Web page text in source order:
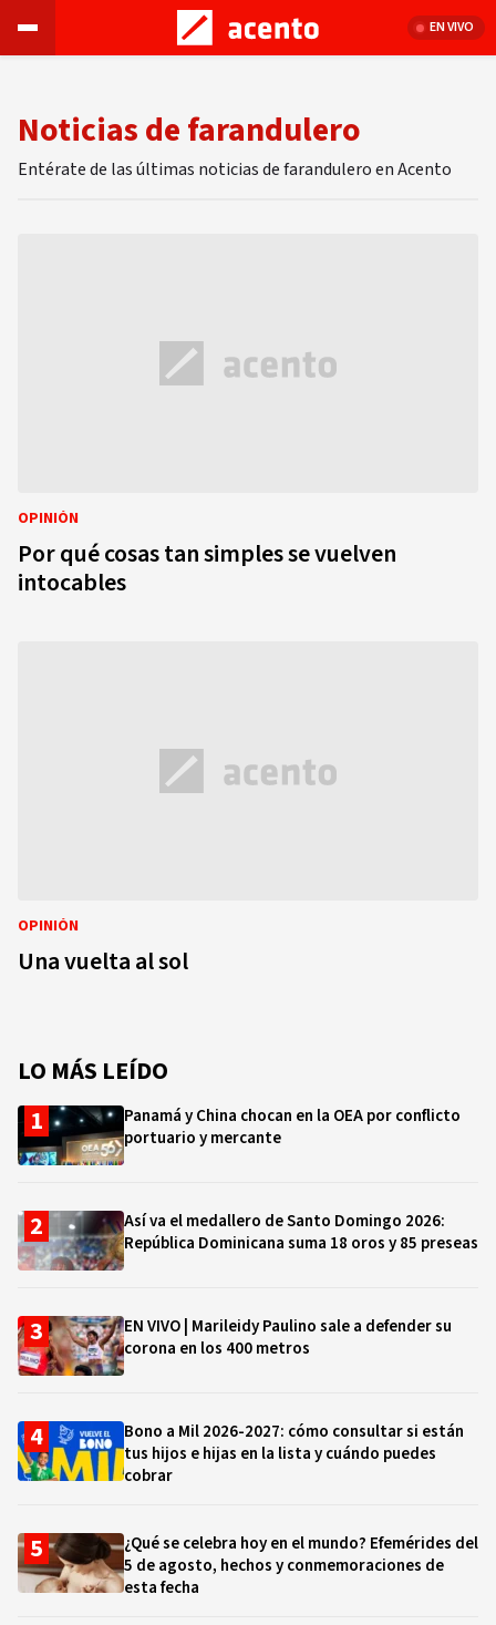
EN VIVO
Noticias de farandulero
Entérate de las últimas noticias de farandulero en Acento
OPINIÓN
Por qué cosas tan simples se vuelven
intocables
OPINIÓN
Una vuelta al sol
LO MÁS LEÍDO
Panamá y China chocan en la OEA por conflicto
portuario y mercante
Así va el medallero de Santo Domingo 2026:
República Dominicana suma 18 oros y 85 preseas
EN VIVO | Marileidy Paulino sale a defender su
corona en los 400 metros
Bono a Mil 2026-2027: cómo consultar si están
tus hijos e hijas en la lista y cuándo puedes
cobrar
¿Qué se celebra hoy en el mundo? Efemérides del
5 de agosto, hechos y conmemoraciones de
esta fecha